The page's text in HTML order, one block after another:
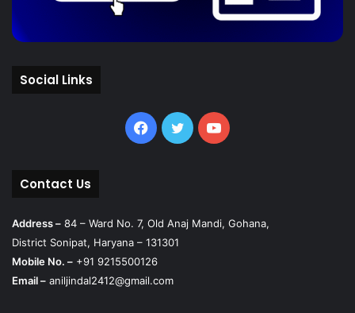
Social Links
Facebook
TwitterYouTube
Contact Us
Address – 84 – Ward No. 7, Old Anaj Mandi, Gohana,
District Sonipat, Haryana – 131301
Mobile No. – +91 9215500126
Email – aniljindal2412@gmail.com